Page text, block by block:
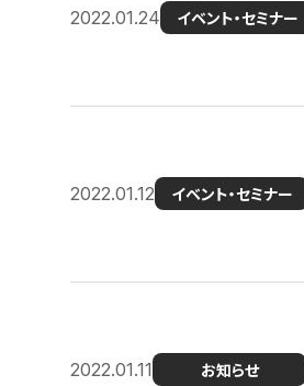
2022.01.24 イベント・セミナー
2022.01.12 イベント・セミナー
2022.01.11 お知らせ